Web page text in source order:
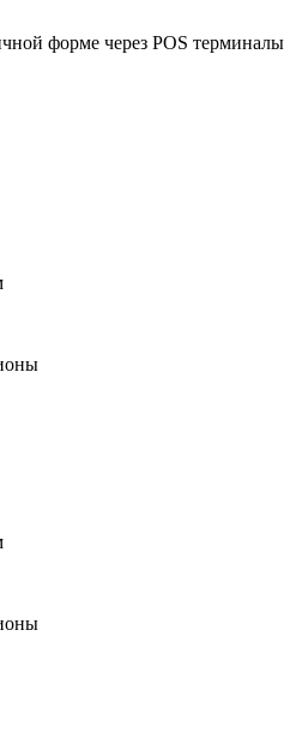
форме через POS терминалы